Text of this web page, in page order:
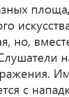
но,
с